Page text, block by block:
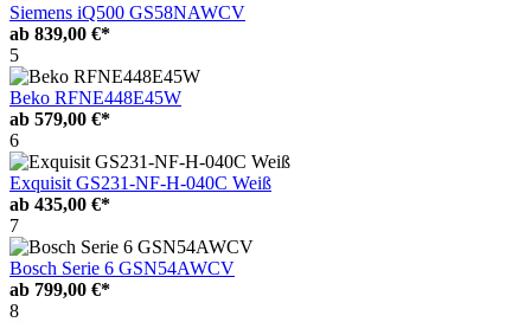
Siemens iQ500 GS58NAWCV
ab 839,00 €*
5
Beko RFNE448E45W
ab 579,00 €*
6
Exquisit GS231-NF-H-040C Weiß
ab 435,00 €*
7
Bosch Serie 6 GSN54AWCV
ab 799,00 €*
8